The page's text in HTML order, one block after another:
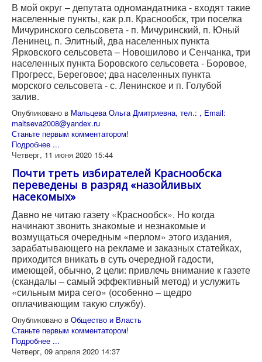
В мой округ – депутата одномандатника - входят такие
населенные пункты, как р.п. Краснообск, три поселка
Мичуринского сельсовета - п. Мичуринский, п. Юный
Ленинец, п. Элитный, два населенных пункта
Ярковского сельсовета – Новошилово и Сенчанка, три
населенных пункта Боровского сельсовета - Боровое,
Прогресс, Береговое; два населенных пункта
морского сельсовета - с. Ленинское и п. Голубой
залив.
Опубликовано в Мальцева Ольга Дмитриевна, тел.: , Email:
maltseva2008@yandex.ru
Станьте первым комментатором!
Подробнее ...
Четверг, 11 июня 2020 15:44
Почти треть избирателей Краснообска
переведены в разряд «назойливых
насекомых»
Давно не читаю газету «Краснообск». Но когда
начинают звонить знакомые и незнакомые и
возмущаться очередным «перлом» этого издания,
зарабатывающего на рекламе и заказных статейках,
приходится вникать в суть очередной гадости,
имеющей, обычно, 2 цели: привлечь внимание к газете
(скандалы – самый эффективный метод) и услужить
«сильным мира сего» (особенно – щедро
оплачивающим такую службу).
Опубликовано в Общество и Власть
Станьте первым комментатором!
Подробнее ...
Четверг, 09 апреля 2020 14:37